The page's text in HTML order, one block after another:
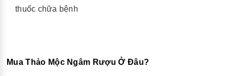
thuốc chữa bệnh
Mua Thảo Mộc Ngâm Rượu Ở Đâu?